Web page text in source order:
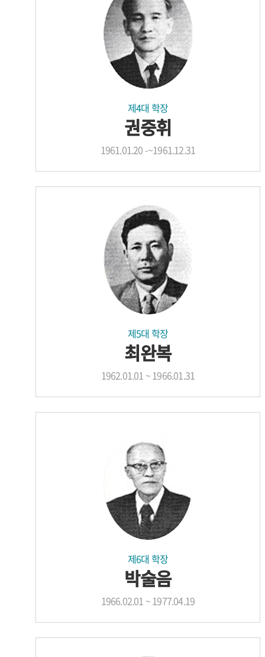
제4대 학장
권중휘
1961.01.20 -~1961.12.31
제5대 학장
최완복
1962.01.01 ~ 1966.01.31
제6대 학장
박술음
1966.02.01 ~ 1977.04.19